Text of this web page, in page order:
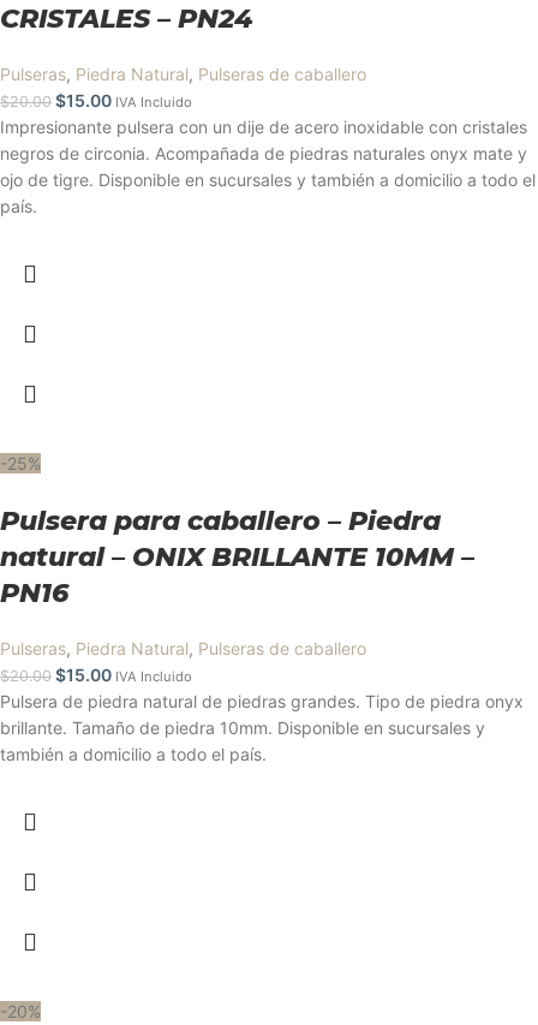
CRISTALES – PN24
Pulseras, Piedra Natural, Pulseras de caballero
$20.00 $15.00 IVA Incluido
Impresionante pulsera con un dije de acero inoxidable con cristales
negros de circonia. Acompañada de piedras naturales onyx mate y
ojo de tigre. Disponible en sucursales y también a domicilio a todo el
país.
-25%
Pulsera para caballero – Piedra
natural – ONIX BRILLANTE 10MM –
PN16
Pulseras, Piedra Natural, Pulseras de caballero
$20.00 $15.00 IVA Incluido
Pulsera de piedra natural de piedras grandes. Tipo de piedra onyx
brillante. Tamaño de piedra 10mm. Disponible en sucursales y
también a domicilio a todo el país.
-20%